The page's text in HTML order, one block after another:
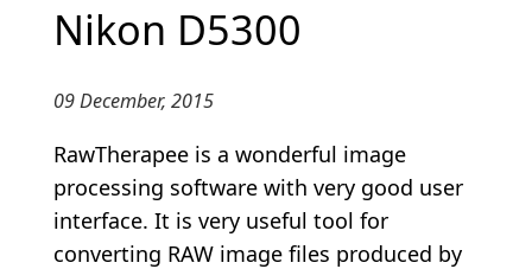
Nikon D5300
09 December, 2015
RawTherapee is a wonderful image
processing software with very good user
interface. It is very useful tool for
converting RAW image files produced by